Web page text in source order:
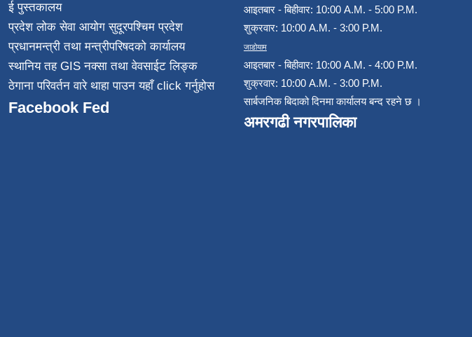
ई पुस्तकालय
प्रदेश लोक सेवा आयोग सुदूरपश्चिम प्रदेश
प्रधानमन्त्री तथा मन्त्रीपरिषदको कार्यालय
स्थानिय तह GIS नक्सा तथा वेवसाईट लिङ्क
ठेगाना परिवर्तन वारे थाहा पाउन यहाँ click गर्नुहोस
Facebook Fed
आइतबार - बिहीवार: 10:00 A.M. - 5:00 P.M.
शुक्रवार: 10:00 A.M. - 3:00 P.M.
जाडोयाम
आइतबार - बिहीवार: 10:00 A.M. - 4:00 P.M.
शुक्रवार: 10:00 A.M. - 3:00 P.M.
सार्बजनिक बिदाको दिनमा कार्यालय बन्द रहने छ ।
अमरगढी नगरपालिका